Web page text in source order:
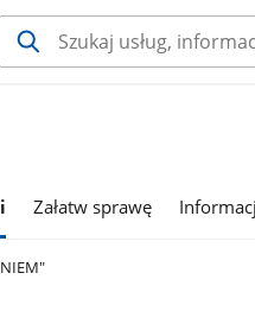
Załatw sprawę